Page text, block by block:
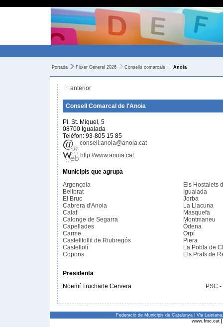
Portada Fitxer General 2026 Consells comarcals Anoia
anterior
Consell Comarcal de l'Anoia
Pl. St. Miquel, 5
08700 Igualada
Telèfon: 93-805 15 85
consell.anoia@anoia.cat
http://www.anoia.cat
Municipis que agrupa
Argençola
Bellprat
El Bruc
Cabrera d'Anoia
Calaf
Calonge de Segarra
Capellades
Carme
Castellfollit de Riubregós
Castellolí
Copons
Els Hostalets
Igualada
Jorba
La Llacuna
Masquefa
Montmaneu
Òdena
Orpí
Piera
La Pobla de
Els Prats de
Presidenta
Noemí Trucharte Cervera
PSC
Federació de Municipis de Catalunya | Via
www.fmc.cat